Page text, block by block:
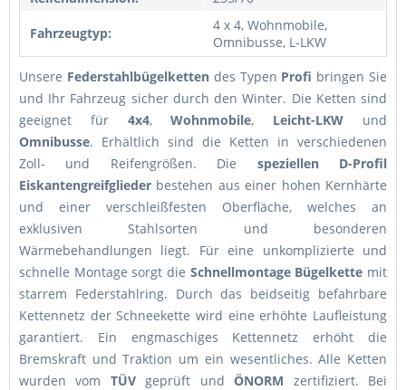
Fahrzeugtyp:
4 x 4, Wohnmobile,
Omnibusse, L-LKW
Unsere Federstahlbügelkettendes Typen Profi bringen Sie
und Ihr Fahrzeug sicher durch den Winter. Die Ketten sind
geeignet für 4x4,Wohnmobile, Leicht-LKW und
Omnibusse. Erhältlich sind die Ketten in verschiedenen
Zoll- und Reifengrößen. Die speziellen D-Profil
Eiskantengreifglieder bestehen aus einer hohen Kernhärte
und einer verschleißfesten Oberfläche, welches an
exklusiven Stahlsorten und besonderen
Wärmebehandlungen liegt. Für eine unkomplizierte und
schnelle Montage sorgt die Schnellmontage Bügelkette mit
starrem Federstahlring. Durch das beidseitig befahrbare
Kettennetz der Schneekette wird eine erhöhte Laufleistung
garantiert. Ein engmaschiges Kettennetz erhöht die
Bremskraft und Traktion um ein wesentliches. Alle Ketten
wurden vom TÜVgeprüft undÖNORM zertifiziert. Bei